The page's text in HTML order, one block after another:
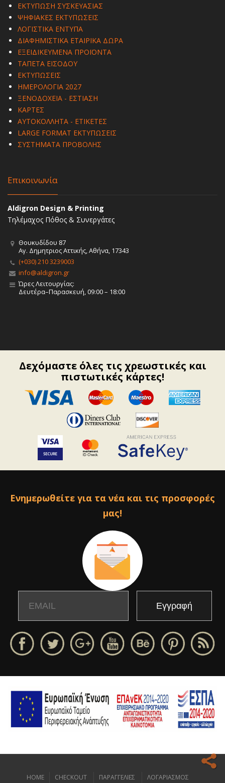
ΕΚΤΥΠΩΣΗ ΣΥΣΚΕΥΑΣΙΑΣ
ΨΗΦΙΑΚΕΣ ΕΚΤΥΠΩΣΕΙΣ
ΛΟΓΙΣΤΙΚΑ ΕΝΤΥΠΑ
ΔΙΑΦΗΜΙΣΤΙΚΑ ΕΤΑΙΡΙΚΑ ΔΩΡΑ
ΕΞΕΙΔΙΚΕΥΜΕΝΑ ΠΡΟΪΟΝΤΑ
ΤΑΠΕΤΑ ΕΙΣΟΔΟΥ
ΕΚΤΥΠΩΣΕΙΣ
ΗΜΕΡΟΛΟΓΙΑ 2027
ΞΕΝΟΔΟΧΕΙΑ - ΕΣΤΙΑΣΗ
ΚΑΡΤΕΣ
ΑΥΤΟΚΟΛΛΗΤΑ - ΕΤΙΚΕΤΕΣ
LARGE FORMAT ΕΚΤΥΠΩΣΕΙΣ
ΣΥΣΤΗΜΑΤΑ ΠΡΟΒΟΛΗΣ
Επικοινωνία
Aldigron Design & Printing
Τηλέμαχος Πόθος & Συνεργάτες
Θουκυδίδου 87
Αγ. Δημητριος Αττικής, Αθήνα, 17343
(+030) 210 3239003
info@aldigron.gr
Ώρες Λειτουργίας:
Δευτέρα–Παρασκευή, 09:00 – 18:00
Δεχόμαστε όλες τις χρεωστικές και
πιστωτικές κάρτες!
Ενημερωθείτε για τα νέα και τις προσφορές
μας!
HOME CHECKOUT ΠΑΡΑΓΓΕΛΙΕΣ ΛΟΓΑΡΙΑΣΜΟΣ